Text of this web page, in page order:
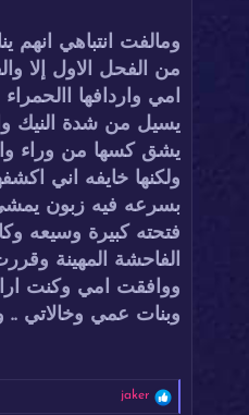
ومالفت انتباهي انهم
من الفحل الاول إلا
امي واردافها
يسيل من شدة النيك
يشق كسها من وراء
ولكنها خايفه اني
بسرعه فيه زبون
فتحته كبيرة وسيعه
الفاحشة المهينة
ووافقت امي وكنت
وبنات عمي وخالاتي
اjaker